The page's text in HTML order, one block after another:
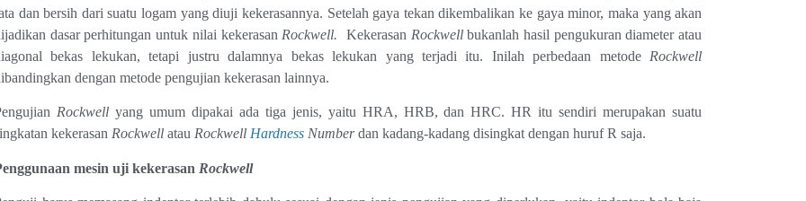
dan bersih dari suatu logam yang diuji kekerasannya. Setelah gaya tekan dikembalikan ke gaya minor, maka yang akan
dasar perhitungan untuk nilai kekerasan Rockwell. Kekerasan Rockwellbukanlah hasil pengukuran diameter atau
bekas lekukan, tetapi justru dalamnya bekas lekukan yang terjadi itu. Inilah perbedaan metode Rockwell
dengan metode pengujian kekerasan lainnya.
Rockwellyang umum dipakai ada tiga jenis, yaitu HRA, HRB, dan HRC. HR itu sendiri merupakan suatu
kekerasan Rockwellatau Rockwell HardnessNumberdan kadang-kadang disingkat dengan huruf R saja.
mesin uji kekerasan Rockwell